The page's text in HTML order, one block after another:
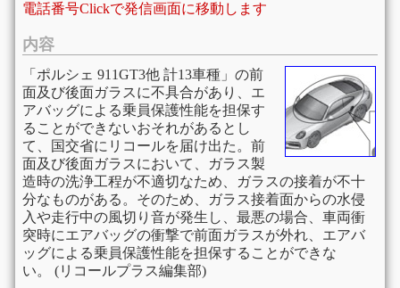
電話番号Clickで発信画面に移動します
内容
「ポルシェ 911GT3他 計13車種」の前
面及び後面ガラスに不具合があり、エ
アバッグによる乗員保護性能を担保す
ることができないおそれがあるとし
て、国交省にリコールを届け出た。前
面及び後面ガラスにおいて、ガラス製
造時の洗浄工程が不適切なため、ガラスの接着が不十
分なものがある。そのため、ガラス接着面からの水侵
入や走行中の風切り音が発生し、最悪の場合、車両衝
突時にエアバッグの衝撃で前面ガラスが外れ、エアバ
ッグによる乗員保護性能を担保することができな
い。 (リコールプラス編集部)